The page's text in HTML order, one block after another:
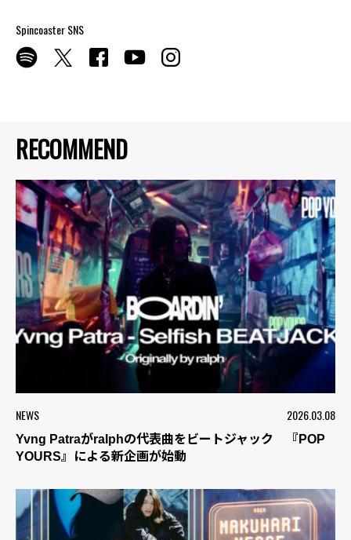
RECOMMEND
NEWS 2026.03.08
Yvng Patraがralphの代表曲をビートジャック 『POP
YOURS』による新企画が始動
Spincoaster SNS